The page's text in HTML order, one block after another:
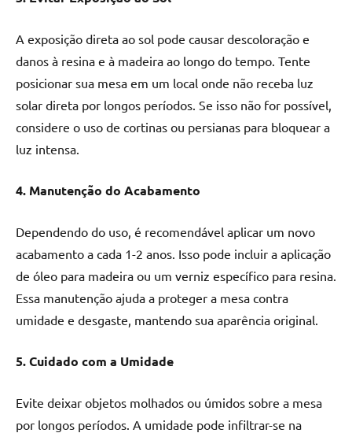
A exposição direta ao sol pode causar descoloração e
danos à resina e à madeira ao longo do tempo. Tente
posicionar sua mesa em um local onde não receba luz
solar direta por longos períodos. Se isso não for possível,
considere o uso de cortinas ou persianas para bloquear a
luz intensa.
4. Manutenção do Acabamento
Dependendo do uso, é recomendável aplicar um novo
acabamento a cada 1-2 anos. Isso pode incluir a aplicação
de óleo para madeira ou um verniz específico para resina.
Essa manutenção ajuda a proteger a mesa contra
umidade e desgaste, mantendo sua aparência original.
5. Cuidado com a Umidade
Evite deixar objetos molhados ou úmidos sobre a mesa
por longos períodos. A umidade pode infiltrar-se na